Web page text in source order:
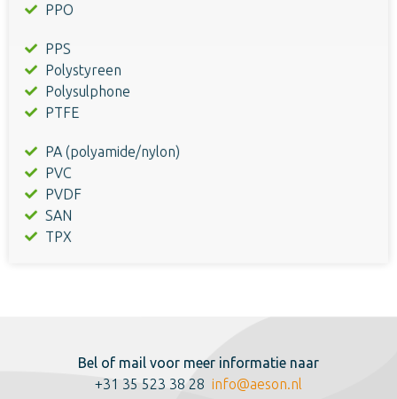
PPO
PPS
Polystyreen
Polysulphone
PTFE
PA (polyamide/nylon)
PVC
PVDF
SAN
TPX
Bel of mail voor meer informatie naar
+31 35 523 38 28 info@aeson.nl